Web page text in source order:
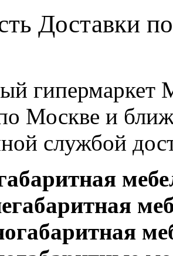
Доставки
гипермаркет
Москве и
службой